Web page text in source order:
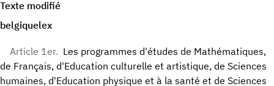
Texte modifié
belgiquelex
Article 1er. Les programmes d'études de Mathématiques,
de Français, d'Education culturelle et artistique, de Sciences
humaines, d'Education physique et à la santé et de Sciences